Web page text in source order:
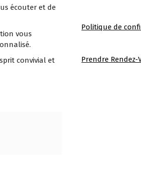
écouter et de
vous
convivial et
Politique de
Prendre Rendez-